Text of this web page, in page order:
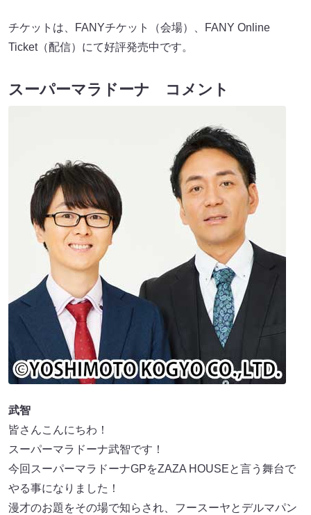
チケットは、FANYチケット（会場）、FANY Online
Ticket（配信）にて好評発売中です。
スーパーマラドーナ コメント
武智
皆さんこんにちわ！
スーパーマラドーナ武智です！
今回スーパーマラドーナGPをZAZA HOUSEと言う舞台で
やる事になりました！
漫才のお題をその場で知らされ、フースーヤとデルマパン